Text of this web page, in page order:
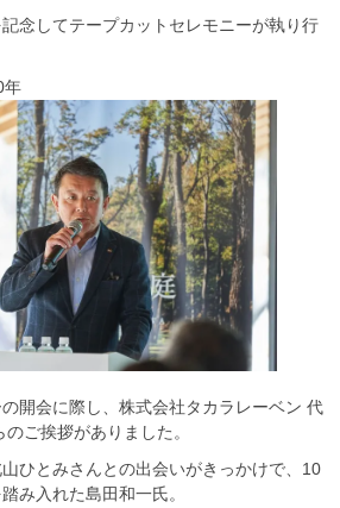
念してテープカットセレモニーが執り行
年
開会に際し、株式会社タカラレーベン 代
ご挨拶がありました。
ひとみさんとの出会いがきっかけで、10
み入れた島田和一氏。